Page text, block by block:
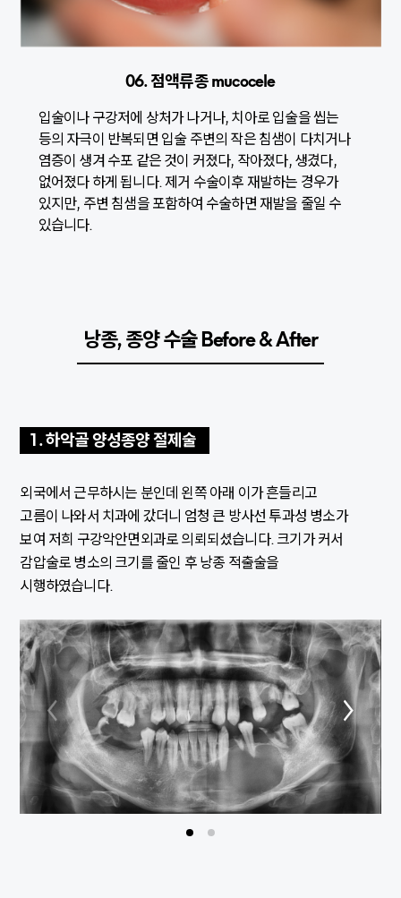
06. 점액류종 mucocele
입술이나 구강저에 상처가 나거나, 치아로 입술을 씹는
등의 자극이 반복되면 입술 주변의 작은 침샘이 다치거나
염증이 생겨 수포 같은 것이 커졌다, 작아졌다, 생겼다,
없어졌다 하게 됩니다. 제거 수술이후 재발하는 경우가
있지만, 주변 침샘을 포함하여 수술하면 재발을 줄일 수
있습니다.
낭종, 종양 수술 Before & After
1. 하악골 양성종양 절제술
외국에서 근무하시는 분인데 왼쪽 아래 이가 흔들리고
고름이 나와서 치과에 갔더니 엄청 큰 방사선 투과성 병소가
보여 저희 구강악안면외과로 의뢰되셨습니다. 크기가 커서
감압술로 병소의 크기를 줄인 후 낭종 적출술을
시행하였습니다.